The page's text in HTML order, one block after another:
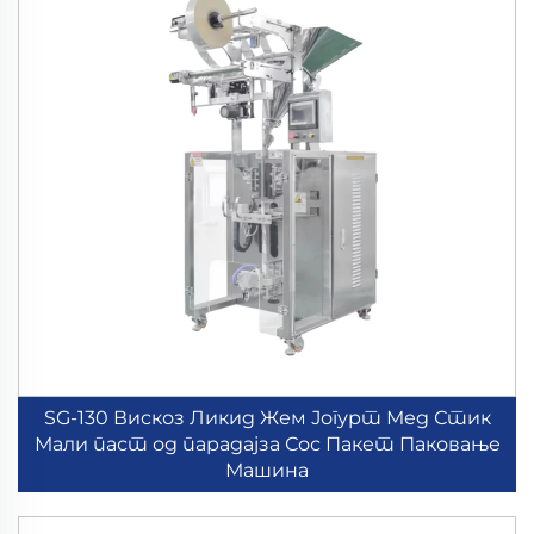
SG-130 Вискоз Ликид Жем Јогурт Мед Стик
Мали паст од парадајза Сос Пакет Паковање
Машина